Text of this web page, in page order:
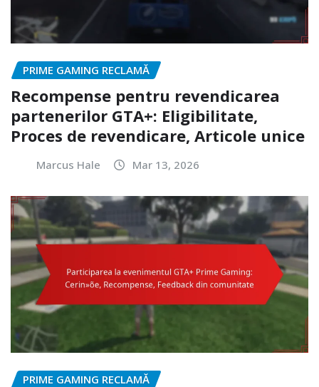
PRIME GAMING RECLAMĂ
Recompense pentru revendicarea
partenerilor GTA+: Eligibilitate,
Proces de revendicare, Articole unice
Marcus Hale Mar 13, 2026
PRIME GAMING RECLAMĂ